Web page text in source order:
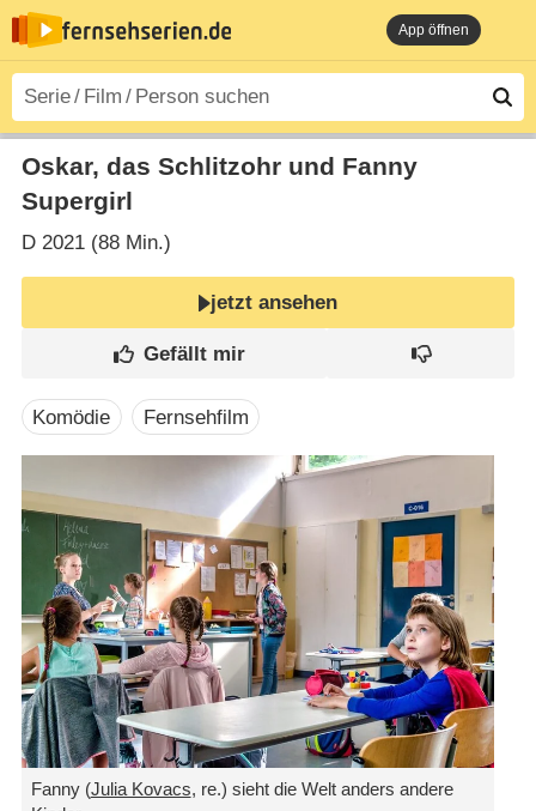
App öffnen
Oskar, das Schlitzohr und Fanny
Supergirl
D2021 (88 Min.)
jetzt ansehen
Komödie Fernsehfilm
Fanny (Julia Kovacs, re.) sieht die Welt anders andere